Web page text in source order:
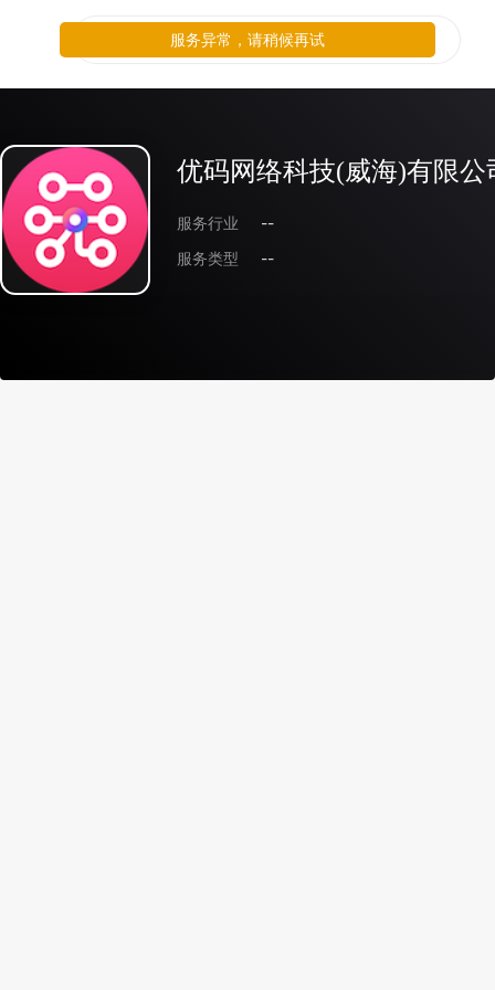
优码网络科技(威海)有限公
服务行业
--
服务类型
--
服务异常，请稍候再试